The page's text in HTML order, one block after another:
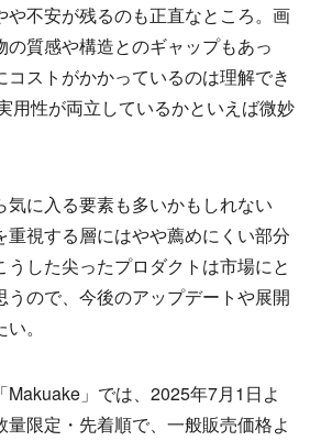
や不安が残るのも正直なところ。画
質感や構造とのギャップもあっ
ストがかかっているのは理解でき
用性が両立しているかといえば微妙
に入る要素も多いかもしれない
重視する層にはやや薦めにくい部分
うした尖ったプロダクトは市場にと
うので、今後のアップデートや展開
。
」では、2025年7月1日よ
量限定・先着順で、一般販売価格よ